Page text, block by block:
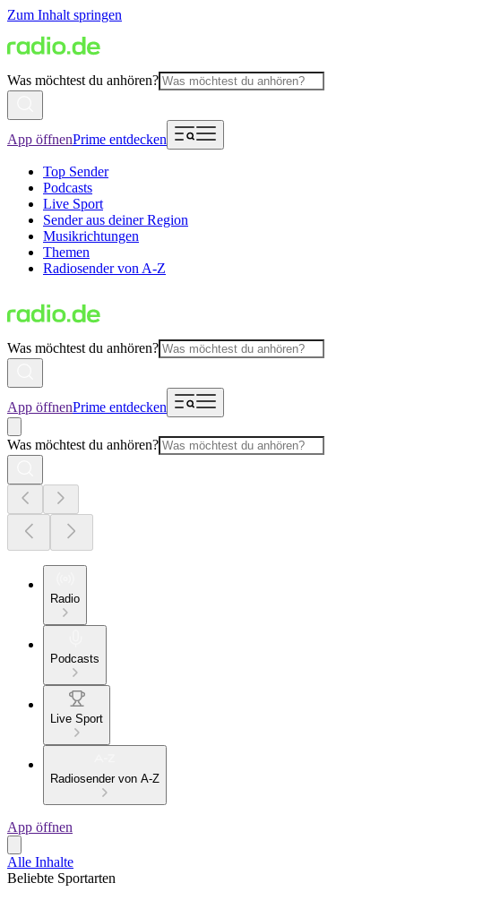
Zum Inhalt springen
Was möchtest du anhören?
App öffnenPrime entdecken
Top Sender
Podcasts
Live Sport
Sender aus deiner Region
Musikrichtungen
Themen
Radiosender von A-Z
Was möchtest du anhören?
App öffnenPrime entdecken
Was möchtest du anhören?
Radio
Podcasts
Live Sport
Radiosender von A-Z
App öffnen
Alle Inhalte
Beliebte Sportarten